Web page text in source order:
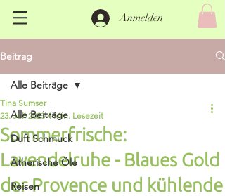
Anmelden
Beitrag
Alle Beiträge
Duft Schmuck
Ätherische Öle
Reisen
Alle Beiträge
Sommerfrische:
Lavendelruhe - Blaues Gold
der Provence und kühlende
Tina Sumser
23. Juli 2023 4 Min. Lesezeit